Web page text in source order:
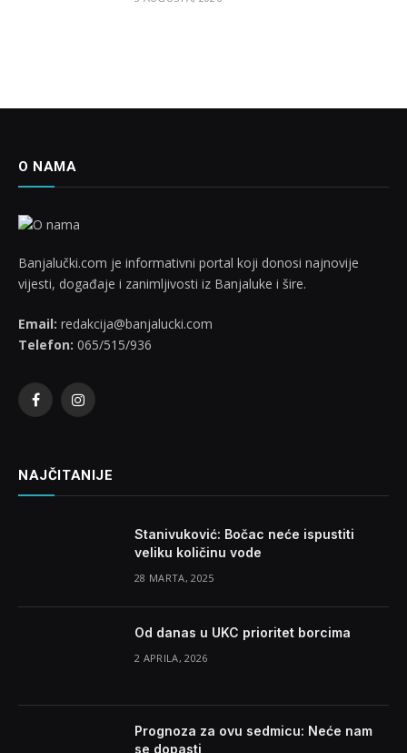
O NAMA
Banjalučki.com je informativni portal koji donosi najnovije
vijesti, događaje i zanimljivosti iz Banjaluke i šire.
Email: redakcija@banjalucki.com
Telefon: 065/515/936
FacebookInstagram
NAJČITANIJE
Stanivuković: Bočac neće ispustiti
veliku količinu vode
28 MARTA, 2025
Od danas u UKC prioritet borcima
2 APRILA, 2026
Prognoza za ovu sedmicu: Neće nam
se dopasti